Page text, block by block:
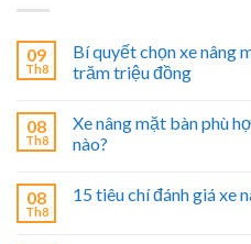
09
Th8
Bí quyết chọn xe nâng
trăm triệu đồng
08
Th8
Xe nâng mặt bàn phù
nào?
08
Th8
15 tiêu chí đánh giá xe